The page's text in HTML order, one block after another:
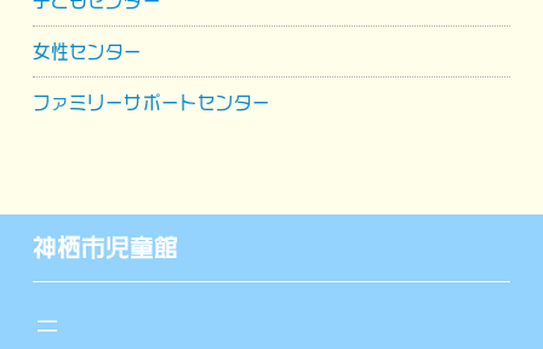
女性センター
ファミリーサポートセンター
神栖市児童館